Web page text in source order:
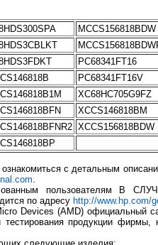
MCCS156818BDW
PC68341FT16
PC68341FT16V
XC68HC705G9FZ
XCCS146818BM
XCCS156818BDW
с детальным
.
пользователям В
по адресу http://www.hp.com/
Devices (AMD) официальный
продукции фирмы,